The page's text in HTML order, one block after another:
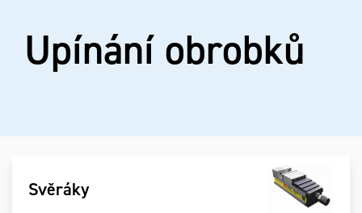
Upínání obrobků
Svěráky